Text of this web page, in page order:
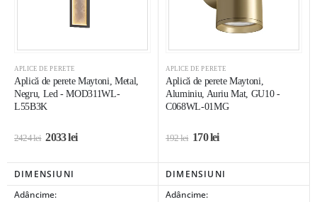
APLICE DE PERETE
Aplică de perete Maytoni, Metal,
Negru, Led - MOD311WL-
L55B3K
2424lei 2033lei
APLICE DE PERETE
Aplică de perete Maytoni,
Aluminiu, Auriu Mat, GU10 -
C068WL-01MG
192lei 170lei
DIMENSIUNI
DIMENSIUNI
Adâncime:
Adâncime: